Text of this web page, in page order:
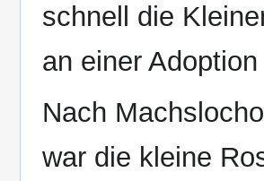
schnell die
an einer
Nach
war die kleine